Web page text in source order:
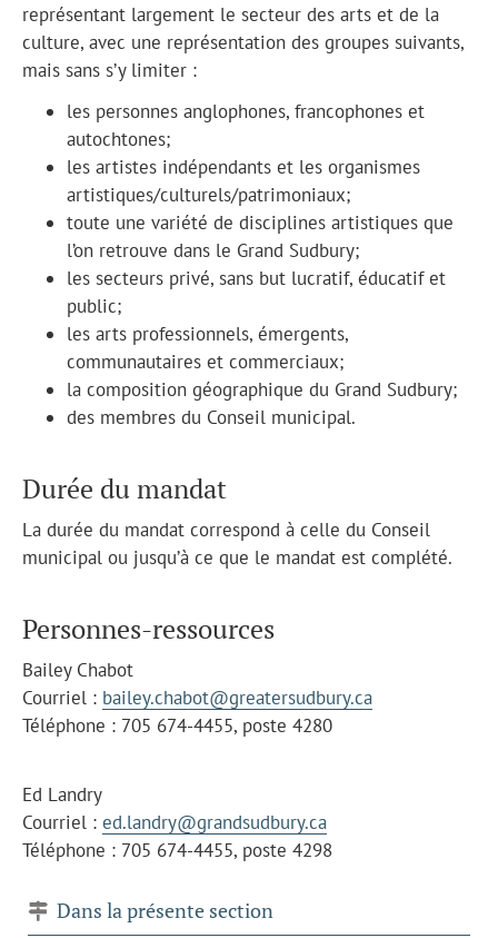
représentant largement le secteur des arts et de la
culture, avec une représentation des groupes suivants,
mais sans s’y limiter :
les personnes anglophones, francophones et
autochtones;
les artistes indépendants et les organismes
artistiques/culturels/patrimoniaux;
toute une variété de disciplines artistiques que
l’on retrouve dans le Grand Sudbury;
les secteurs privé, sans but lucratif, éducatif et
public;
les arts professionnels, émergents,
communautaires et commerciaux;
la composition géographique du Grand Sudbury;
des membres du Conseil municipal.
Durée du mandat
La durée du mandat correspond à celle du Conseil
municipal ou jusqu’à ce que le mandat est complété.
Personnes-ressources
Bailey Chabot
Courriel : bailey.chabot@greatersudbury.ca
Téléphone : 705 674-4455, poste 4280
Ed Landry
Courriel : ed.landry@grandsudbury.ca
Téléphone : 705 674-4455, poste 4298
Dans la présente section